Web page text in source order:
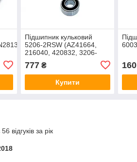
822-
Підшипник кульковий
5206-2RSW (AZ41664,
216040, 420832, 3206-
2RS1TN9/MT33)
777₴
Купити
160
відгуків за рік